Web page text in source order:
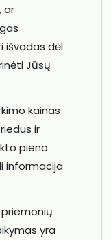
ar
išvadas dėl
Jūsų
kainas
ir
pieno
informacija
yra